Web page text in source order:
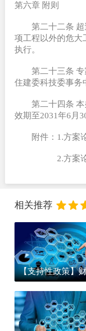
第六章 附则
第二十二条
项工程以外的危大
执行。
第二十三条
住建委科技委事务
第二十四条
效期至2031年6月
附件：1.方案
2.方案论证
相关推荐